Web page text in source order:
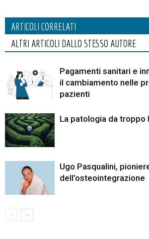
ARTICOLI CORRELATI
ALTRI ARTICOLI DALLO STESSO AUTORE
Pagamenti sanitari e
il cambiamento nelle
pazienti
La patologia da troppo
Ugo Pasqualini,
dell’osteointegrazione